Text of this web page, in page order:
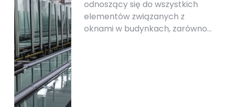
odnoszący się do wszystkich
elementów związanych z
oknami w budynkach, zarówno…